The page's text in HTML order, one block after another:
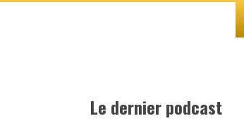
Le dernier podcast